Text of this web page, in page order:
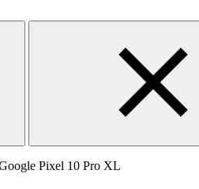
Pixel 10 Pro XL